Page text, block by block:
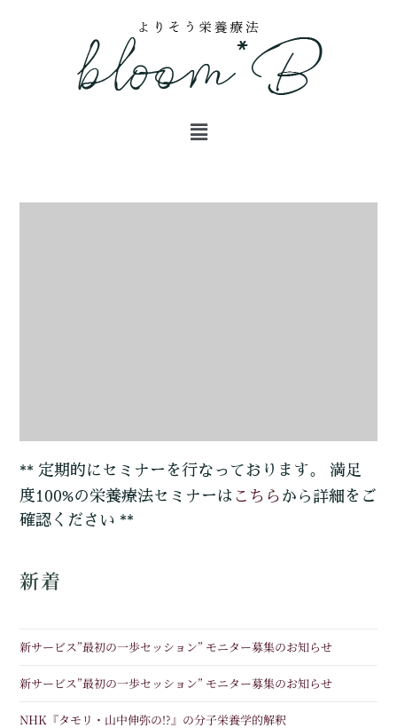
** 定期的にセミナーを行なっております。 満足
度100%の栄養療法セミナーは こちら から詳細をご
確認ください **
新着
新サービス”最初の一歩セッション” モニター募集のお知らせ
新サービス”最初の一歩セッション” モニター募集のお知らせ
NHK『タモリ・山中伸弥の!?』の分子栄養学的解釈